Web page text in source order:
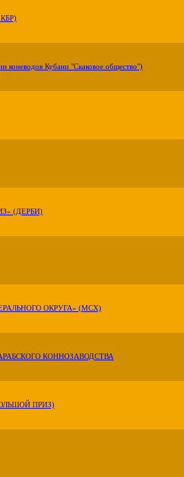
КБР)
коневодов Кубани "Скаковое общество")
(ДЕРБИ)
ОКРУГА» (МСХ)
КОННОЗАВОДСТВА
ПРИЗ)